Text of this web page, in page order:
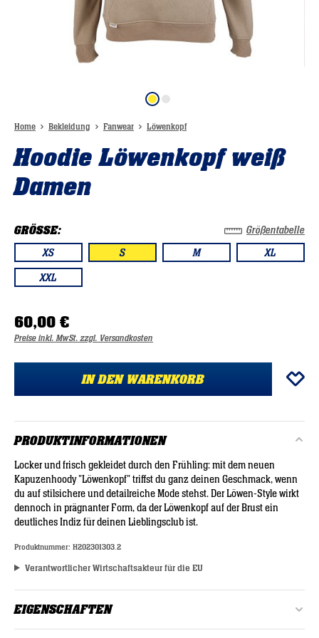
Home Bekleidung Fanwear Löwenkopf
Hoodie Löwenkopf weiß
Damen
GRÖSSE: Größentabelle
XS S M XL
XXL
60,00 €
Preise inkl. MwSt. zzgl. Versandkosten
IN DEN WARENKORB
PRODUKTINFORMATIONEN
Locker und frisch gekleidet durch den Frühling: mit dem neuen
Kapuzenhoody "Löwenkopf" triffst du ganz deinen Geschmack, wenn
du auf stilsichere und detailreiche Mode stehst. Der Löwen-Style wirkt
dennoch in prägnanter Form, da der Löwenkopf auf der Brust ein
deutliches Indiz für deinen Lieblingsclub ist.
Produktnummer: H202301303.2
Verantwortlicher Wirtschaftsakteur für die EU
EIGENSCHAFTEN